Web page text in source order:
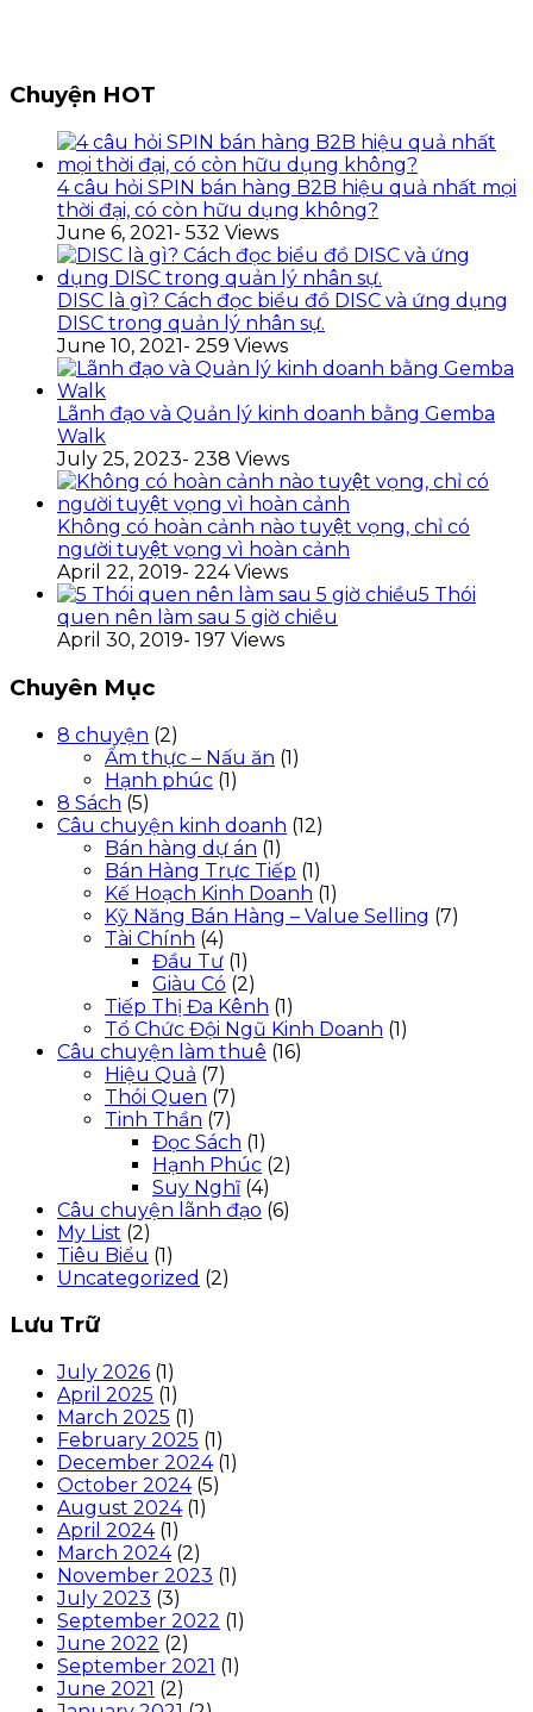
Chuyện HOT
4 câu hỏi SPIN bán hàng B2B hiệu quả nhất mọi
thời đại, có còn hữu dụng không?
June 6, 2021- 532 Views
DISC là gì? Cách đọc biểu đồ DISC và ứng dụng
DISC trong quản lý nhân sự.
June 10, 2021- 259 Views
Lãnh đạo và Quản lý kinh doanh bằng Gemba
Walk
July 25, 2023- 238 Views
Không có hoàn cảnh nào tuyệt vọng, chỉ có
người tuyệt vọng vì hoàn cảnh
April 22, 2019- 224 Views
5 Thói
quen nên làm sau 5 giờ chiều
April 30, 2019- 197 Views
Chuyên Mục
8 chuyện (2)
Ẩm thực – Nấu ăn (1)
Hạnh phúc (1)
8 Sách (5)
Câu chuyện kinh doanh (12)
Bán hàng dự án (1)
Bán Hàng Trực Tiếp (1)
Kế Hoạch Kinh Doanh (1)
Kỹ Năng Bán Hàng – Value Selling (7)
Tài Chính (4)
Đầu Tư (1)
Giàu Có (2)
Tiếp Thị Đa Kênh (1)
Tổ Chức Đội Ngũ Kinh Doanh (1)
Câu chuyện làm thuê (16)
Hiệu Quả (7)
Thói Quen (7)
Tinh Thần (7)
Đọc Sách (1)
Hạnh Phúc (2)
Suy Nghĩ(4)
Câu chuyện lãnh đạo (6)
My List (2)
Tiêu Biểu (1)
Uncategorized (2)
Lưu Trữ
July 2026 (1)
April 2025 (1)
March 2025 (1)
February 2025 (1)
December 2024(1)
October 2024(5)
August 2024(1)
April 2024(1)
March 2024(2)
November 2023 (1)
July 2023 (3)
September 2022 (1)
June 2022 (2)
September 2021 (1)
June 2021 (2)